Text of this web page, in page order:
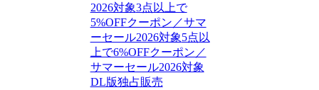
2026対象3点以上で
5%OFFクーポン／サマ
ーセール2026対象5点以
上で6%OFFクーポン／
サマーセール2026対象
DL版独占販売